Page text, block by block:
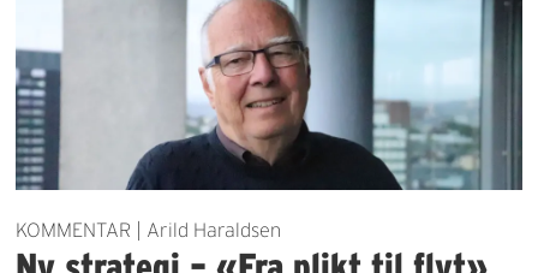
KOMMENTAR | Arild Haraldsen